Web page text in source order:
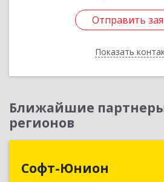
Отправить
Показать
Отправить
Назад
Ближайшие
регионов
Софт-Юнион